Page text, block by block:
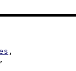
,
,